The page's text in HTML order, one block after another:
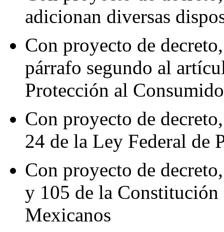
adicionan diversas
Con proyecto de
párrafo segundo al
Protección al
Con proyecto de
24 de la Ley Federal de
Con proyecto de
y 105 de la
Mexicanos